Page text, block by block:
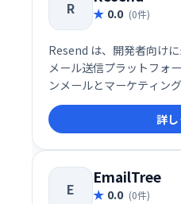
R 0.0 (0件)
Resend は、開発者向け
メール送信プラットフォ
ンメールとマーケティン
とスピードで届けること
す。メールの信頼性や配
発者体験（DX）を徹底
SaaS企業やスタートアッ
す。
詳
E
EmailTree
0.0 (0件)